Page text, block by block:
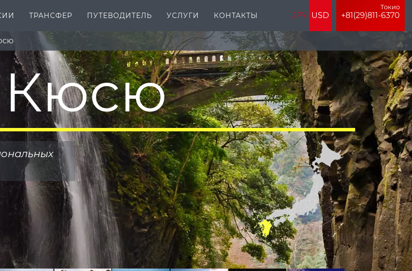
ТРАНСФЕР ПУТЕВОДИТЕЛЬ УСЛУГИ КОНТАКТЫ JPY USD
Токио
+81(29)811-6370
Кюсю